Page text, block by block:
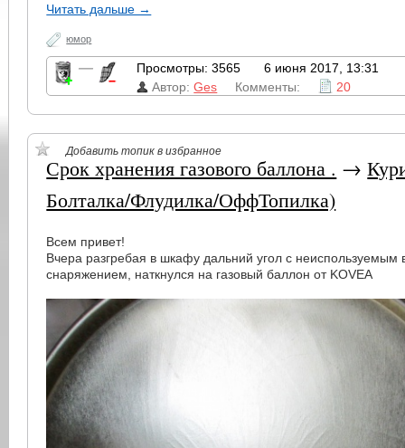
Читать дальше →
юмор
— Просмотры: 3565
6 июня 2017, 13:31
Автор:Ges Комменты: 20
Добавить топик в избранное
Срок хранения газового баллона . →
Болталка/Флудилка/ОффТопилка)
Всем привет!
Вчера разгребая в шкафу дальний угол с
снаряжением, наткнулся на газовый баллон от KOVEA